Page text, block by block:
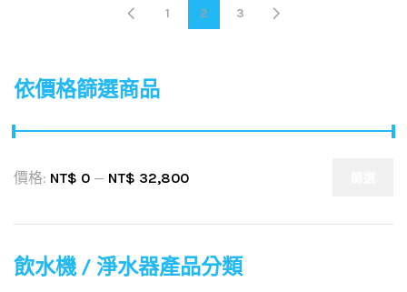
依價格篩選商品
價格: NT$ 0 — NT$ 32,800
飲水機 / 淨水器產品分類
1 2 3